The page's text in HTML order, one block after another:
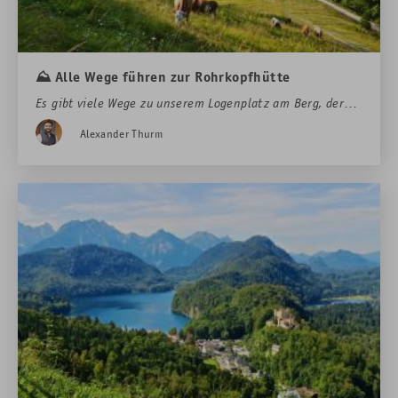
Tischreservierungen
Fondue-
Vorauswahl
erforderlich
info@hotelruebezahl.de
Restaurant Louis II.
romantischen
Fondueabend
Rohrkopfhütte
⛰️ Alle Wege führen zur Rohrkopfhütte
Es gibt viele Wege zu unserem Logenplatz am Berg, der
Rohrkopfhütte.
Dauer ca. 4 Stunden plus Pausen.
Alexander Thurm